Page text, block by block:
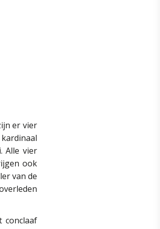
er vier
Alle vier
ook
van de
conclaaf